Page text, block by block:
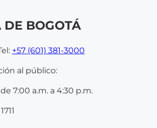
BOGOTÁ
+57 (601) 381-3000
al público:
7:00 a.m. a 4:30 p.m.